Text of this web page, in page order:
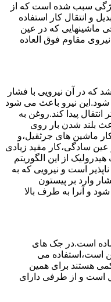
ویژگی سبب شده است که از
و انتقال کار استفاده
ماشینهایی که در عین
مقاوم فوق العاده
که در آن نیرویی با فشار
شود.این نیرو باعث می شود
پیدا کند.روغن به
بلند شدن بار روی
ماشین های جرثقیل،و
سادگی،کار مفید زیادی
از این الگوریتم
است و نیرویی که به
وارد بر پیستون
و آنرا به طرف بالا
است.در جک های
است،استفاده می
هستند برای همین
است و از طرفی دارای